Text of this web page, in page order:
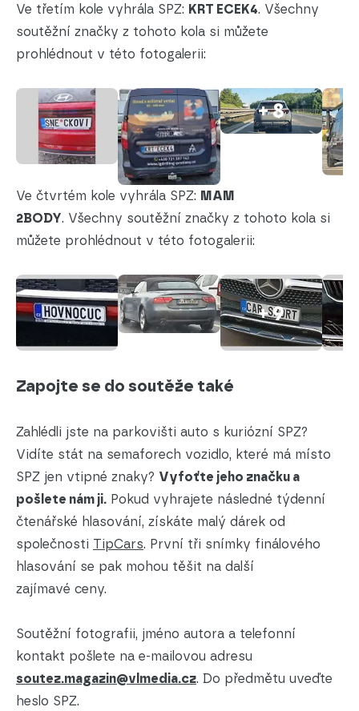
Ve třetím kole vyhrála SPZ: KRT ECEK4. Všechny
soutěžní značky z tohoto kola si můžete
prohlédnout v této fotogalerii:
+ 8
Ve čtvrtém kole vyhrála SPZ: MAM
2BODY. Všechny soutěžní značky z tohoto kola si
můžete prohlédnout v této fotogalerii:
+ 9
Zapojte se do soutěže také
Zahlédli jste na parkovišti auto s kuriózní SPZ?
Vidíte stát na semaforech vozidlo, které má místo
SPZ jen vtipné znaky? Vyfoťte jeho značku a
pošlete nám ji. Pokud vyhrajete následné týdenní
čtenářské hlasování, získáte malý dárek od
společnosti TipCars. První tři snímky finálového
hlasování se pak mohou těšit na další
zajímavé ceny.
Soutěžní fotografii, jméno autora a telefonní
kontakt pošlete na e-mailovou adresu
soutez.magazin@vlmedia.cz. Do předmětu uveďte
heslo SPZ.